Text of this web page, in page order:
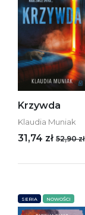
Krzywda
Klaudia Muniak
31,74 zł 52,90 zł
SERIA NOWOŚCI